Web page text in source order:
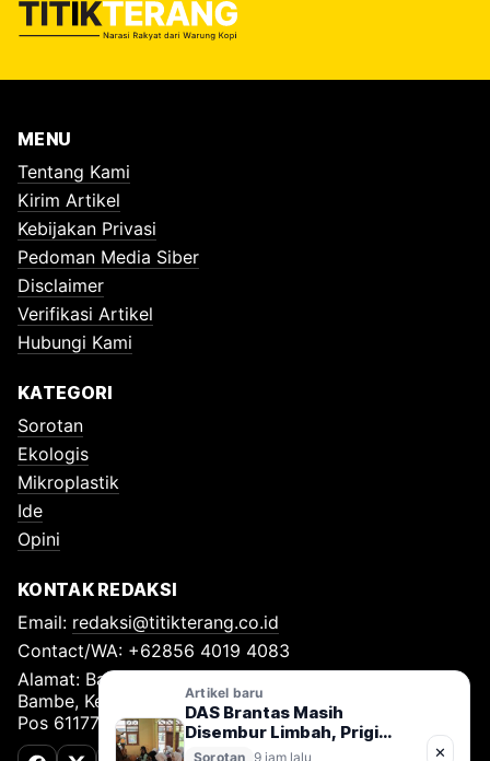
MENU
Tentang Kami
Kirim Artikel
Kebijakan Privasi
Pedoman Media Siber
Disclaimer
Verifikasi Artikel
Hubungi Kami
KATEGORI
Sorotan
Ekologis
Mikroplastik
Ide
Opini
KONTAK REDAKSI
Email: redaksi@titikterang.co.id
Contact/WA: +62856 4019 4083
Alamat: Bambe Nomor 115, RT 009 RW 009, Desa
Bambe, Kecamatan Driyorejo, Kabupaten Gresik, Kode
Pos 61177
Artikel baru
DAS Brantas Masih
Disembur Limbah, Prigi
Arisandi: Pertobatan Ekologi
Sorotan 9 jam lalu ✕